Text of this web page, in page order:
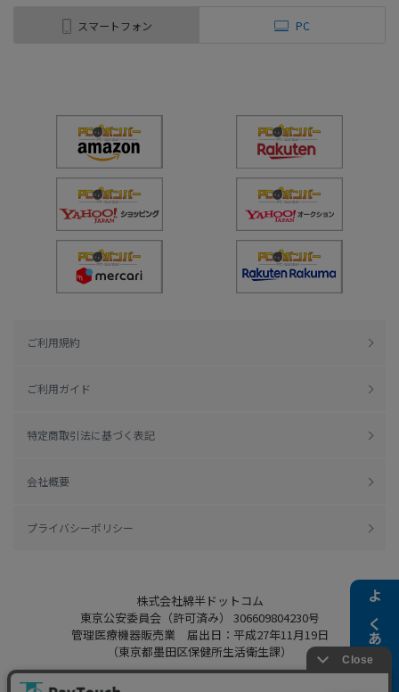
よくある質問
スマートフォン PC
ご利用規約
ご利用ガイド
特定商取引法に基づく表記
会社概要
プライバシーポリシー
株式会社綿半ドットコム
東京公安委員会（許可済み） 306609804230号
管理医療機器販売業 届出日：平成27年11月19日
（東京都墨田区保健所生活衛生課）